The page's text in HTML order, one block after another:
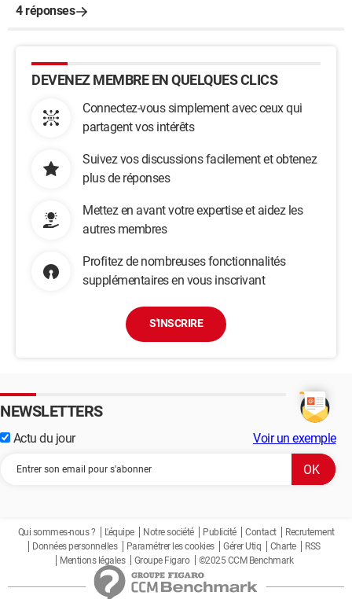
4 réponses
DEVENEZ MEMBRE EN QUELQUES CLICS
Connectez-vous simplement avec ceux qui
partagent vos intérêts
Suivez vos discussions facilement et obtenez
plus de réponses
Mettez en avant votre expertise et aidez les
autres membres
Profitez de nombreuses fonctionnalités
supplémentaires en vous inscrivant
S'INSCRIRE
NEWSLETTERS
Actu du jour Voir un exemple
Qui sommes-nous ? L'équipe Notre société Publicité Contact
Recrutement
Données personnelles
Paramétrer les cookies Gérer Utiq Charte
RSS
Mentions légales
Groupe Figaro ©2025 CCM Benchmark